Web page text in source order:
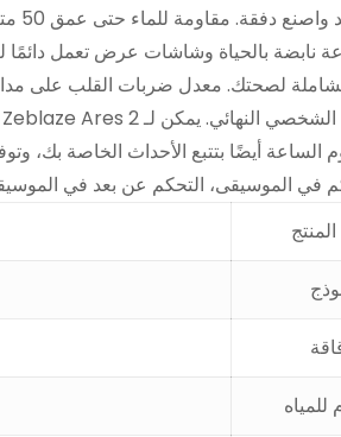
الساعة أيضًا بتتبع الأحداث الخاصة بك،
في الموسيقى، التحكم عن بعد في
للمياه